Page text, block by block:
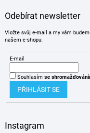
Odebírat newsletter
Vložte svůj e-mail a my vám
našem e-shopu.
E-mail
Souhlasím se
PŘIHLÁSIT SE
Instagram